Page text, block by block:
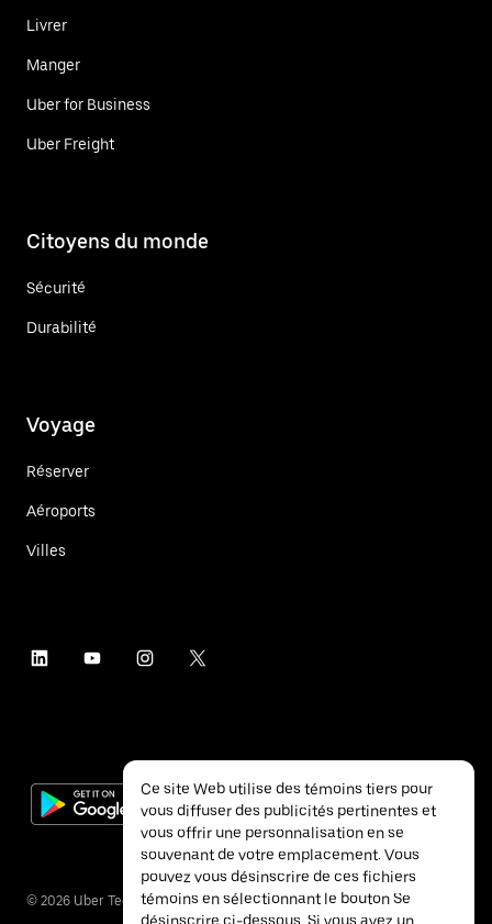
Livrer
Manger
Uber for Business
Uber Freight
Citoyens du monde
Sécurité
Durabilité
Voyage
Réserver
Aéroports
Villes
© 2026 Uber Technologies inc.
Ce site Web utilise des témoins tiers pour
vous diffuser des publicités pertinentes et
vous offrir une personnalisation en se
souvenant de votre emplacement. Vous
pouvez vous désinscrire de ces fichiers
témoins en sélectionnant le bouton Se